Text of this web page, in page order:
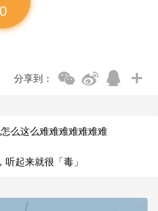
0
分享到：
么这么难难难难难难难
听起来就很「毒」